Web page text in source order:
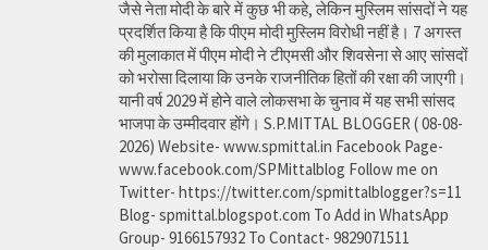
जैसे नेता मोदी के बारे में कुछ भी कहे, लेकिन मुस्लिम सांसदों ने यह
प्रदर्शित किया है कि पीएम मोदी मुस्लिम विरोधी नहीं है। 7 अगस्त
की मुलाकात में पीएम मोदी ने टीएमसी और शिवसेना से आए सांसदों
को भरोसा दिलाया कि उनके राजनीतिक हितों की रक्षा की जाएगी।
यानी वर्ष 2029 में होने वाले लोकसभा के चुनाव में यह सभी सांसद
भाजपा के उम्मीदवार होंगे। S.P.MITTAL BLOGGER ( 08-08-
2026) Website- www.spmittal.in Facebook Page-
www.facebook.com/SPMittalblog Follow me on
Twitter- https://twitter.com/spmittalblogger?s=11
Blog- spmittal.blogspot.com To Add in WhatsApp
Group- 9166157932 To Contact- 9829071511